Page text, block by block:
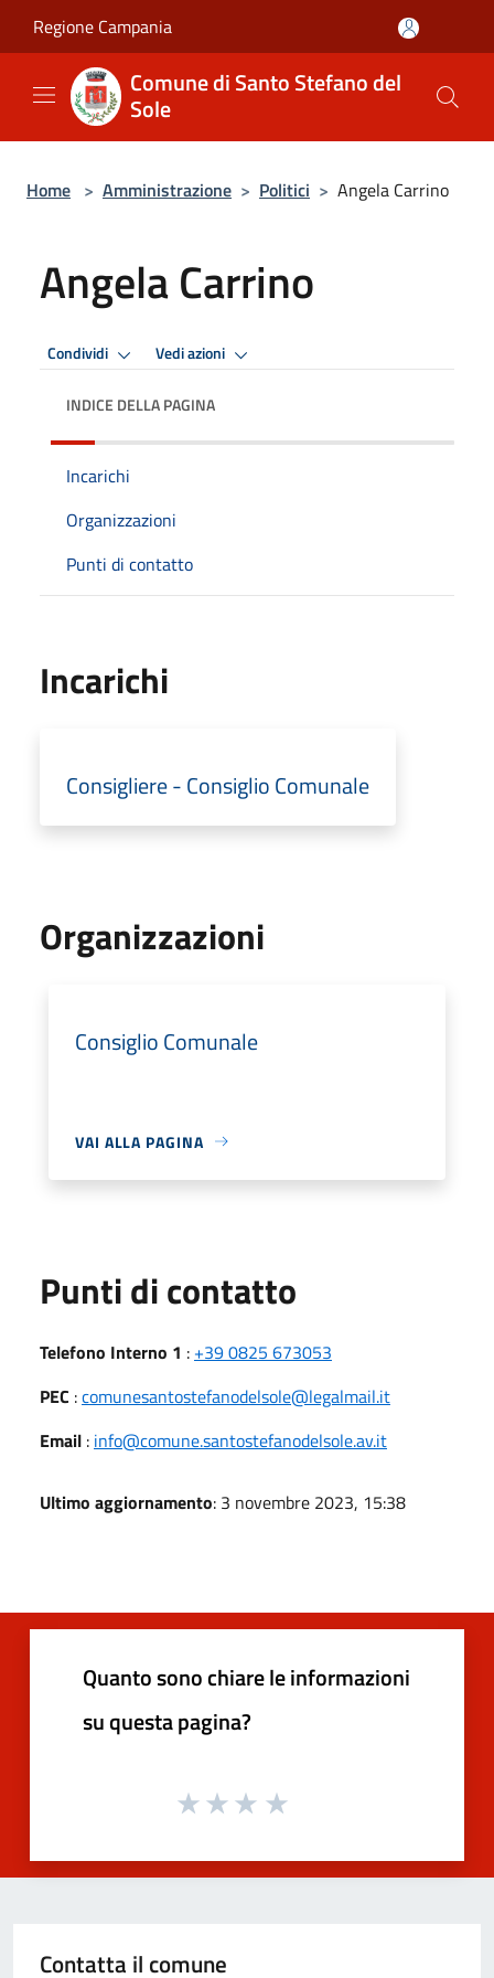
Regione Campania
Comune di Santo Stefano del
Sole
Home > Amministrazione > Politici > Angela Carrino
Angela Carrino
Condividi Vedi azioni
INDICE DELLA PAGINA
Incarichi
Organizzazioni
Punti di contatto
Incarichi
Consigliere - Consiglio Comunale
Organizzazioni
Consiglio Comunale
VAI ALLA PAGINA
Punti di contatto
Telefono Interno 1 : +39 0825 673053
PEC :comunesantostefanodelsole@legalmail.it
Email : info@comune.santostefanodelsole.av.it
Ultimo aggiornamento: 3 novembre 2023, 15:38
Quanto sono chiare le informazioni
su questa pagina?
Contatta il comune